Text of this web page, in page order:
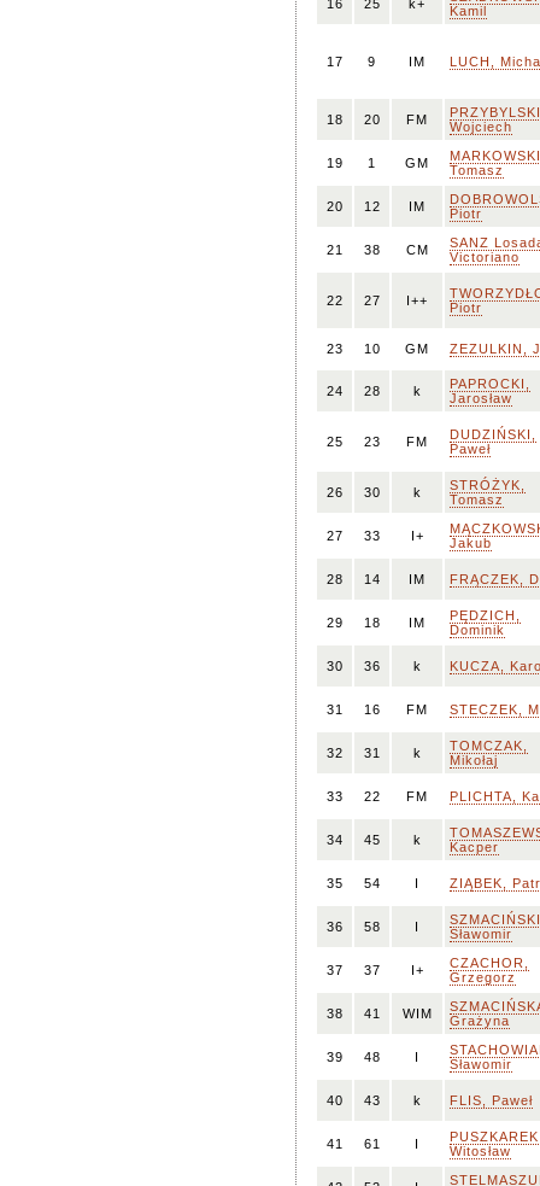
16 25 k+
Kamil
17 9 IM LUCH,
18 20 FM
Wojciech
19 1 GM
Tomasz
20 12 IM
Piotr
21 38 CM
SANZ
Victoriano
22 27 I++
Piotr
23 10 GM ZEZULKIN,
24 28 k
PAPROCKI,
Jarosław
25 23 FM
DUDZIŃSKI,
Paweł
26 30 k
STRÓŻYK,
Tomasz
27 33 I+
Jakub
28 14 IM FRĄCZEK,
29 18 IM
PĘDZICH,
Dominik
30 36 k KUCZA,
31 16 FM STECZEK,
32 31 k
TOMCZAK,
Mikołaj
33 22 FM PLICHTA,
34 45 k
Kacper
35 54 I ZIĄBEK,
36 58 I
Sławomir
37 37 I+
CZACHOR,
Grzegorz
38 41 WIM
Grażyna
39 48 I
Sławomir
40 43 k FLIS, Paweł
41 61 I
Witosław